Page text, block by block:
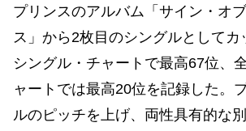
プリンスのアルバム「サイン・オ
ス」から2枚目のシングルとしてカ
シングル・チャートで最高67位、
ャートでは最高20位を記録した。
ルのピッチを上げ、両性具有的な